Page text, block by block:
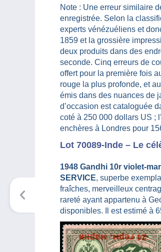
Note : Une erreur similaire
enregistrée. Selon la
experts vénézuéliens et
1859 et la grossière
deux produits dans des
seconde. Cinq erreurs de
offert pour la première fois
rouge la plus profonde, et
émis dans des nuances de
d’occasion est cataloguée
coté à 250 000 dollars US ;
enchères à Londres pour
Lot 70089-Inde – Le
1948 Gandhi 10r violet-
SERVICE, superbe
fraîches, merveilleux
rareté ayant appartenu à
disponibles. Il est estimé à